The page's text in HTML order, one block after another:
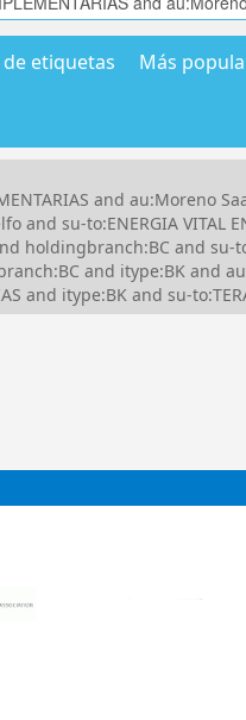
etiquetas Más
and au:Moreno
and su-to:ENERGIA VITAL
holdingbranch:BC and su-
and itype:BK and
and itype:BK and su-